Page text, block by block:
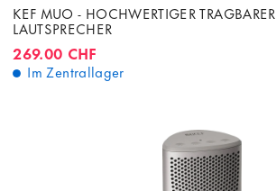
KEF MUO - HOCHWERTIGER TRAGBARER
LAUTSPRECHER
269.00 CHF
Im Zentrallager